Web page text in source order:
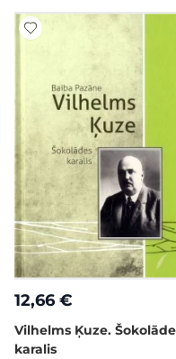
12,66 €
Vilhelms Ķuze.
karalis